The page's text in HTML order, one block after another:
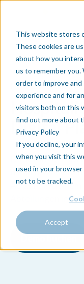
This website stores
These cookies are
about how you
us to remember
order to improve
experience and for
visitors both on this
find out more about
Privacy Policy
If you decline, your
when you visit this
used in your
not to be tracked.
Accept
Hoxell's Quality
Digital
Die intuitive
die sich mit
Abläufe in
Abteilungen in